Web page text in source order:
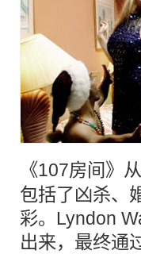
《107房间》
包括了凶杀、
彩。Lyndon
出来，最终通